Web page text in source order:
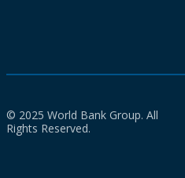
© 2025 World Bank Group. All
Rights Reserved.